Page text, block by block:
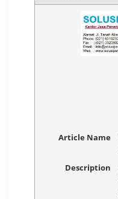
Article Name
Description